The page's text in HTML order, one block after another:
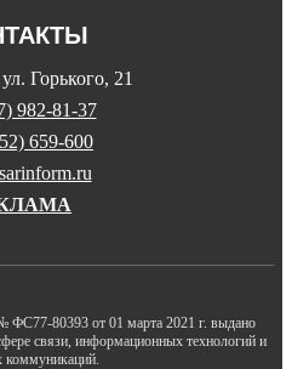
Горького, 21
982-81-37
659-600
ФС77-80393 от 01 марта 2021 г. выдано
связи, информационных технологий и
коммуникаций.